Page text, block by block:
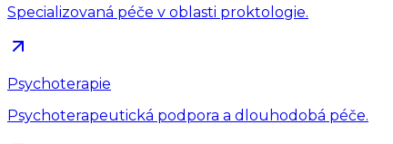
Specializovaná péče v oblasti proktologie.
Psychoterapie
Psychoterapeutická podpora a dlouhodobá péče.